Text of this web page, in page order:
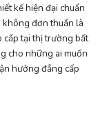
kế hiện đại chuẩn
đơn thuần là
cấp tại thị trường bất
cho những ai muốn
hưởng đẳng cấp